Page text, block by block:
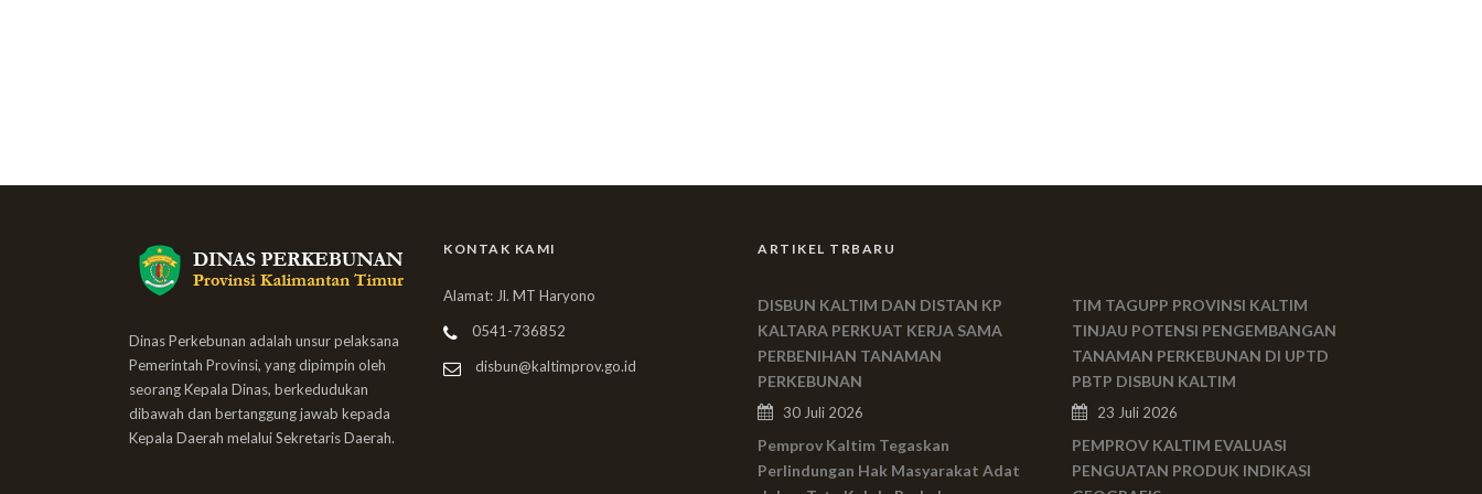
Dinas Perkebunan adalah unsur pelaksana
Pemerintah Provinsi, yang dipimpin oleh
seorang Kepala Dinas, berkedudukan
dibawah dan bertanggung jawab kepada
Kepala Daerah melalui Sekretaris Daerah.
KONTAK KAMI
Alamat: Jl. MT Haryono
0541-736852
disbun@kaltimprov.go.id
ARTIKEL TRBARU
DISBUN KALTIM DAN DISTAN KP
KALTARA PERKUAT KERJA SAMA
PERBENIHAN TANAMAN
PERKEBUNAN
30 Juli 2026
Pemprov Kaltim Tegaskan
Perlindungan Hak Masyarakat Adat
TIM TAGUPP PROVINSI KALTIM
TINJAU POTENSI PENGEMBANGAN
TANAMAN PERKEBUNAN DI UPTD
PBTP DISBUN KALTIM
23 Juli 2026
PEMPROV KALTIM EVALUASI
PENGUATAN PRODUK INDIKASI